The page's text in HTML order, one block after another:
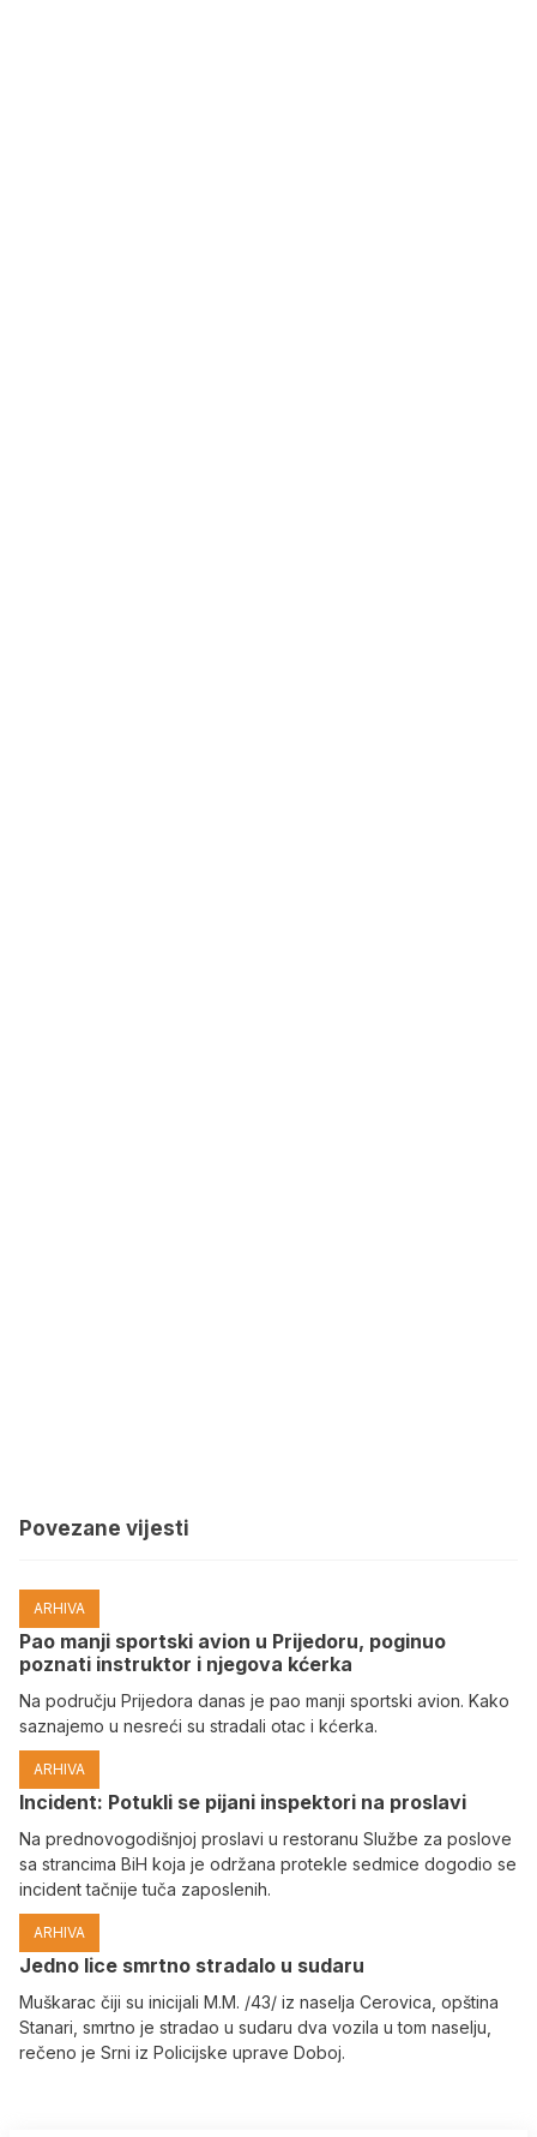
Povezane vijesti
ARHIVA
Pao manji sportski avion u Prijedoru, poginuo
poznati instruktor i njegova kćerka
Na području Prijedora danas je pao manji sportski avion. Kako
saznajemo u nesreći su stradali otac i kćerka.
ARHIVA
Incident: Potukli se pijani inspektori na proslavi
Na prednovogodišnjoj proslavi u restoranu Službe za poslove
sa strancima BiH koja je održana protekle sedmice dogodio se
incident tačnije tuča zaposlenih.
ARHIVA
Јedno lice smrtno stradalo u sudaru
Muškarac čiji su inicijali M.M. /43/ iz naselja Cerovica, opština
Stanari, smrtno je stradao u sudaru dva vozila u tom naselju,
rečeno je Srni iz Policijske uprave Doboj.